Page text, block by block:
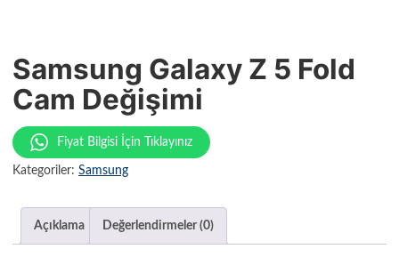
Samsung Galaxy Z 5 Fold
Cam Değişimi
Fiyat Bilgisi İçin Tıklayınız
Kategoriler: Samsung
Açıklama Değerlendirmeler (0)